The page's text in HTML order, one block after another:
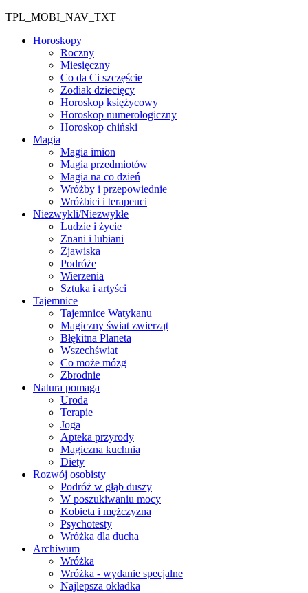
TPL_MOBI_NAV_TXT
Horoskopy
Roczny
Miesięczny
Co da Ci szczęście
Zodiak dziecięcy
Horoskop księżycowy
Horoskop numerologiczny
Horoskop chiński
Magia
Magia imion
Magia przedmiotów
Magia na co dzień
Wróżby i przepowiednie
Wróżbici i terapeuci
Niezwykli/Niezwykłe
Ludzie i życie
Znani i lubiani
Zjawiska
Podróże
Wierzenia
Sztuka i artyści
Tajemnice
Tajemnice Watykanu
Magiczny świat zwierząt
Błękitna Planeta
Wszechświat
Co może mózg
Zbrodnie
Natura pomaga
Uroda
Terapie
Joga
Apteka przyrody
Magiczna kuchnia
Diety
Rozwój osobisty
Podróż w głąb duszy
W poszukiwaniu mocy
Kobieta i mężczyzna
Psychotesty
Wróżka dla ducha
Archiwum
Wróżka
Wróżka - wydanie specjalne
Najlepsza okładka